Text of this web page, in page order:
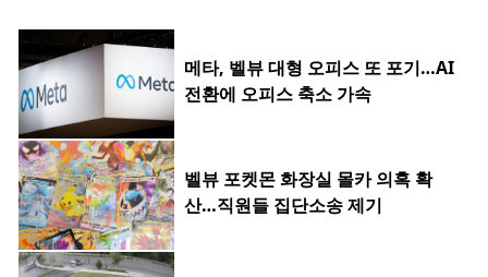
메타, 벨뷰 대형 오피스 또 포기…AI
전환에 오피스 축소 가속
벨뷰 포켓몬 화장실 몰카 의혹 확
산…직원들 집단소송 제기